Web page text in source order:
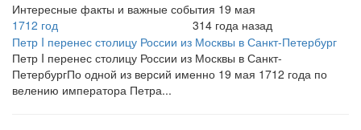
Интересные факты и важные события 19 мая
1712 год
314 года назад
Петр I перенес столицу России из Москвы в Санкт-Петербург
Петр I перенес столицу России из Москвы в Санкт-
ПетербургПо одной из версий именно 19 мая 1712 года по
велению императора Петра...